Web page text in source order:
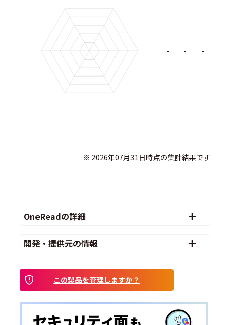
- - -
OneReadの詳細
開発・提供元の情報
この製品を管理しますか？